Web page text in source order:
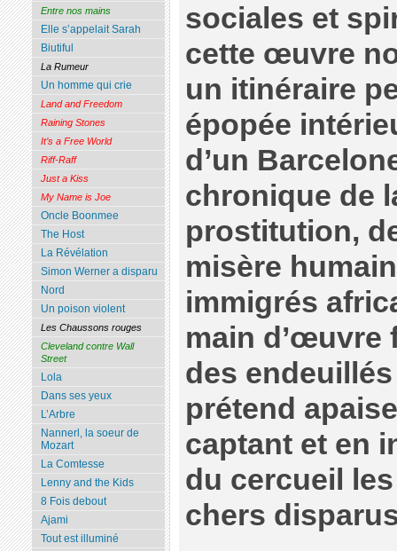
sociales et
cette œuvre
un itinéraire
épopée
d’un
chronique de
prostitution,
misère
immigrés
main d’œuvre
des
prétend
captant et en
du cercueil
chers
Entre nos mains
Elle s’appelait Sarah
Biutiful
La Rumeur
Un homme qui crie
Land and Freedom
Raining Stones
It’s a Free World
Riff-Raff
Just a Kiss
My Name is Joe
Oncle Boonmee
The Host
La Révélation
Simon Werner a disparu
Nord
Un poison violent
Les Chaussons rouges
Cleveland contre Wall
Street
Lola
Dans ses yeux
L’Arbre
Nannerl, la soeur de
Mozart
La Comtesse
Lenny and the Kids
8 Fois debout
Ajami
Tout est illuminé